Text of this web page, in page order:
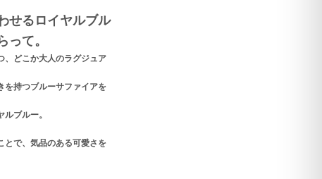
せるロイヤルブル
って。
、どこか大人のラグジュア
を持つブルーサファイアを
ブルー。
とで、気品のある可愛さを